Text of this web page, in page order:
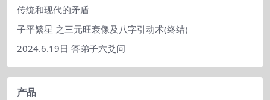
传统和现代的矛盾
子平繁星 之三元旺衰像及八字引动术(终结)
2024.6.19日 答弟子六爻问
产品